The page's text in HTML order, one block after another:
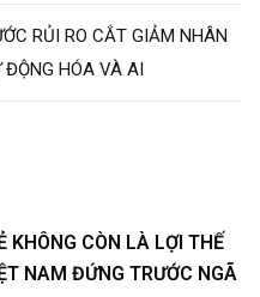
RỦI RO CẮT GIẢM NHÂN
HÓA VÀ AI
KHÔNG CÒN LÀ LỢI THẾ
NAM ĐỨNG TRƯỚC NGÃ